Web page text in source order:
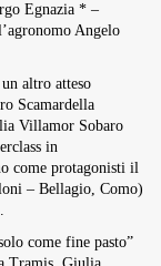
Egnazia * –
Angelo
un altro atteso
Scamardella
Villamor Sobaro
in
come protagonisti il
– Bellagio, Como)
come fine pasto”